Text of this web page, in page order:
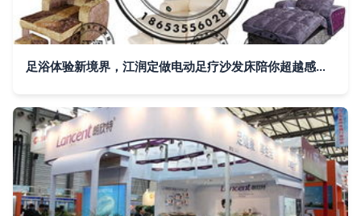
足浴体验新境界，江润定做电动足疗沙发床陪你超越感官极限